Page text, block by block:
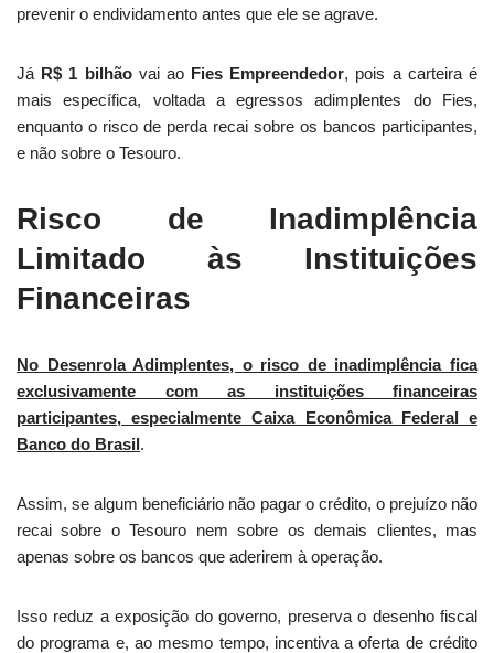
prevenir o endividamento antes que ele se agrave.
Já R$ 1 bilhãovai ao Fies Empreendedor, pois a carteira é
mais específica, voltada a egressos adimplentes do Fies,
enquanto o risco de perda recai sobre os bancos participantes,
e não sobre o Tesouro.
Risco de Inadimplência
Limitado às Instituições
Financeiras
No Desenrola Adimplentes, o risco de inadimplência fica
exclusivamente com as instituições financeiras
participantes, especialmente Caixa Econômica Federal e
Banco do Brasil.
Assim, se algum beneficiário não pagar o crédito, o prejuízo não
recai sobre o Tesouro nem sobre os demais clientes, mas
apenas sobre os bancos que aderirem à operação.
Isso reduz a exposição do governo, preserva o desenho fiscal
do programa e, ao mesmo tempo, incentiva a oferta de crédito